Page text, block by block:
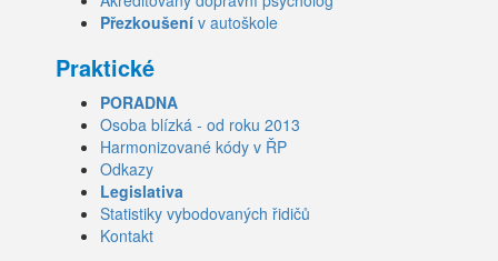
Přezkoušení v autoškole
Praktické
PORADNA
Osoba blízká - od roku 2013
Harmonizované kódy v ŘP
Odkazy
Legislativa
Statistiky vybodovaných řidičů
Kontakt